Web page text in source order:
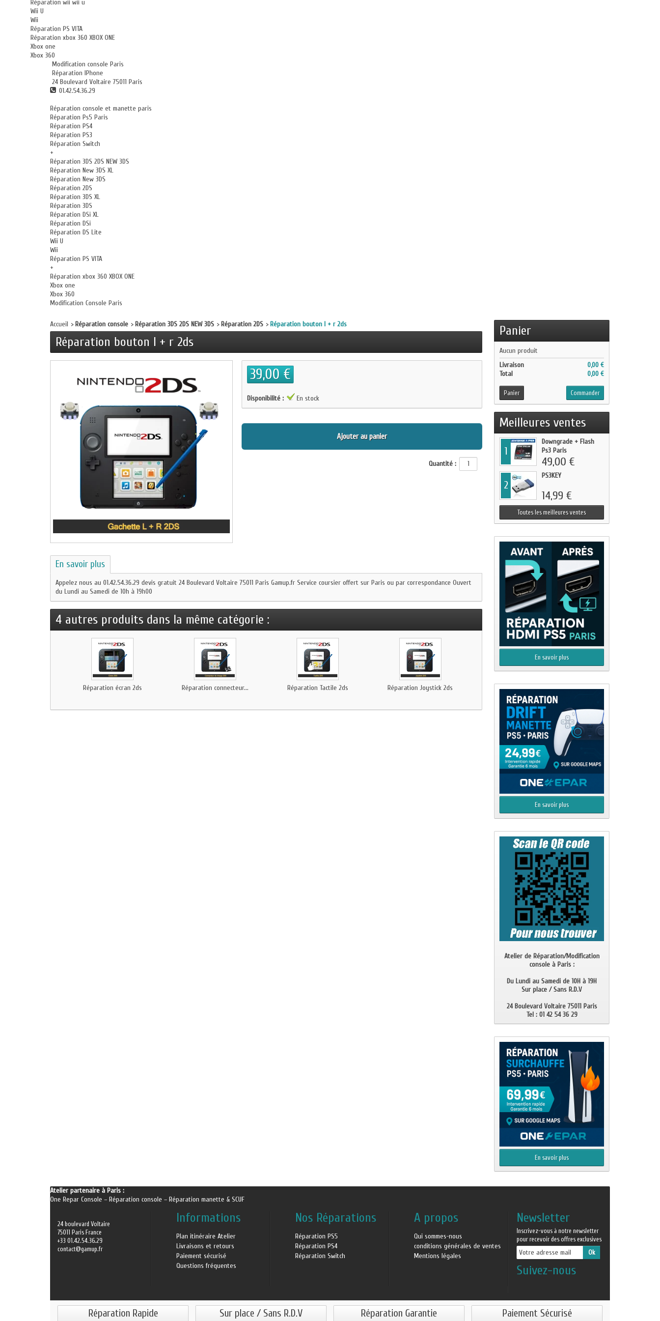
Réparation wii wii u
Wii U
Wii
Réparation PS VITA
Réparation xbox 360 XBOX ONE
Xbox one
Xbox 360
Modification console Paris
Réparation IPhone
24 Boulevard Voltaire 75011 Paris
01.42.54.36.29
Réparation console et manette paris
Réparation Ps5 Paris
Réparation PS4
Réparation PS3
Réparation Switch
+
Réparation 3DS 2DS NEW 3DS
Réparation New 3DS XL
Réparation New 3DS
Réparation 2DS
Réparation 3DS XL
Réparation 3DS
Réparation DSi XL
Réparation DSi
Réparation DS Lite
Wii U
Wii
Réparation PS VITA
+
Réparation xbox 360 XBOX ONE
Xbox one
Xbox 360
Modification Console Paris
Accueil >Réparation console >Réparation 3DS 2DS NEW 3DS >Réparation 2DS >Réparation bouton l + r 2ds
Réparation bouton l + r 2ds
39,00 €
Disponibilité : En stock
Ajouter au panier
Quantité :
En savoir plus
Appelez nous au 01.42.54.36.29 devis gratuit 24 Boulevard Voltaire 75011 Paris Gamup.fr Service coursier offert sur Paris ou par correspondance Ouvert
du Lundi au Samedi de 10h à 19h00
4 autres produits dans la même catégorie :
Réparation écran 2ds Réparation connecteur... Réparation Tactile 2ds Réparation Joystick 2ds
Panier
Aucun produit
0,00 €
Livraison
0,00 €
Total
Panier Commander
Meilleures ventes
1
Downgrade + Flash
Ps3 Paris
49,00 €
2
PS3KEY
14,99 €
Toutes les meilleures ventes
En savoir plus
En savoir plus
Atelier de Réparation/Modification
console à Paris :
Du Lundi au Samedi de 10H à 19H
Sur place / Sans R.D.V
24 Boulevard Voltaire 75011 Paris
Tel : 01 42 54 36 29
En savoir plus
Atelier partenaire à Paris :
One Repar Console – Réparation console – Réparation manette & SCUF
24 boulevard Voltaire
75011 Paris France
+33 01.42.54.36.29
contact@gamup.fr
Informations
Plan itinéraire Atelier
Livraisons et retours
Paiement sécurisé
Questions fréquentes
Nos Réparations
Réparation PS5
Réparation PS4
Réparation Switch
A propos
Qui sommes-nous
conditions générales de ventes
Mentions légales
Newsletter
Inscrivez-vous à notre newsletter
pour recevoir des offres exclusives
Suivez-nous
Réparation Rapide Sur place / Sans R.D.V Réparation Garantie Paiement Sécurisé